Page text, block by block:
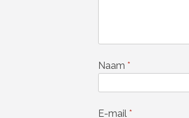
Naam *
E-mail *